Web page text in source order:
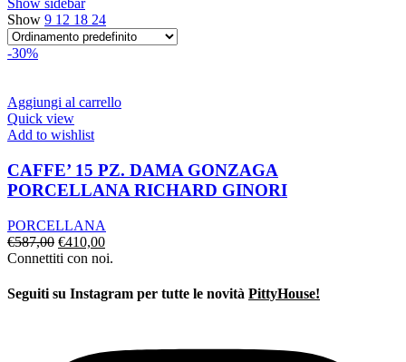
Show sidebar
Show 9 12 18 24
-30%
Aggiungi al carrello
Quick view
Add to wishlist
CAFFE’ 15 PZ. DAMA GONZAGA
PORCELLANA RICHARD GINORI
PORCELLANA
€587,00 Il
prezzo
era:
€587,00.
€410,00Il
prezzo
è:
€410,00.
Connettiti con noi.
Seguiti su Instagram per tutte le novità PittyHouse!